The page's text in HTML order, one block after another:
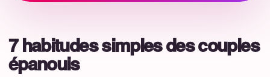
7 habitudes simples des couples
épanouis